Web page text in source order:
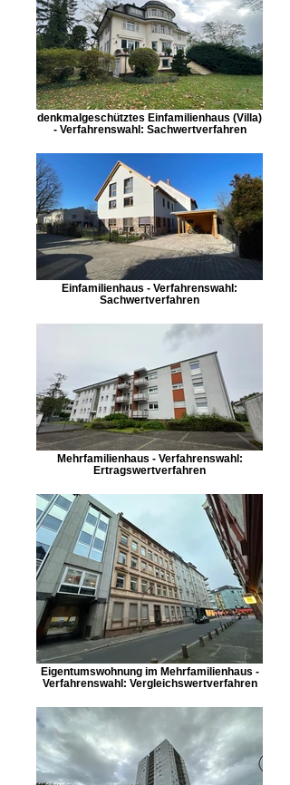
denkmalgeschütztes Einfamilienhaus (Villa)
- Verfahrenswahl: Sachwertverfahren
Einfamilienhaus - Verfahrenswahl:
Sachwertverfahren
Mehrfamilienhaus - Verfahrenswahl:
Ertragswertverfahren
Eigentumswohnung im Mehrfamilienhaus -
Verfahrenswahl: Vergleichswertverfahren